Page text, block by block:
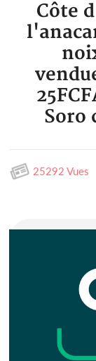
Côte
Soro
25292 Vues